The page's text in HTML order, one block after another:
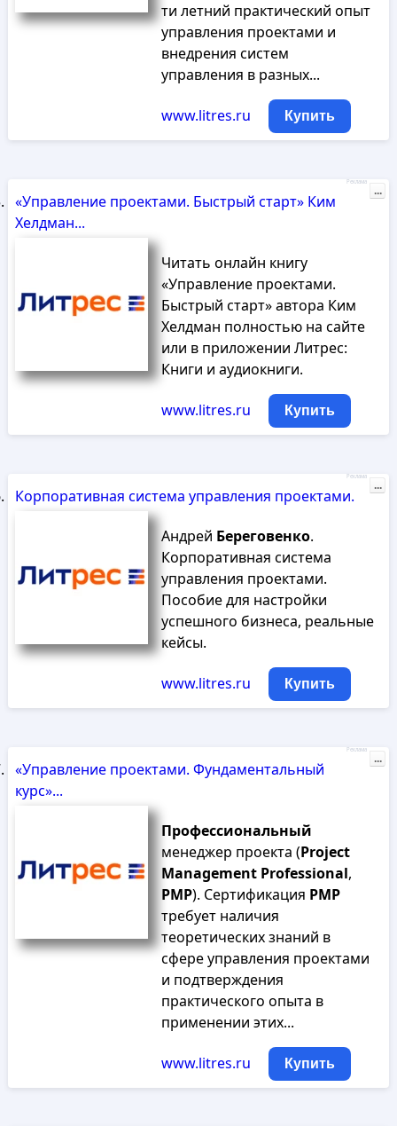
ти летний практический опыт
управления проектами и
внедрения систем
управления в разных...
www.litres.ru Купить
«Управление проектами. Быстрый старт» Ким
Хелдман...
Читать онлайн книгу
«Управление проектами.
Быстрый старт» автора Ким
Хелдман полностью на сайте
или в приложении Литрес:
Книги и аудиокниги.
www.litres.ru Купить
Реклама
...
Корпоративная система управления проектами.
Андрей Береговенко.
Корпоративная система
управления проектами.
Пособие для настройки
успешного бизнеса, реальные
кейсы.
www.litres.ru Купить
Реклама
...
«Управление проектами. Фундаментальный
курс»...
Профессиональный
менеджер проекта (Project
Management Professional,
PMP). Сертификация PMP
требует наличия
теоретических знаний в
сфере управления проектами
и подтверждения
практического опыта в
применении этих...
www.litres.ru Купить
Реклама
...